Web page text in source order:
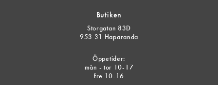
Butiken
Storgatan 83D
953 31 Haparanda
Öppetider:
mån - tor 10-17
fre 10-16